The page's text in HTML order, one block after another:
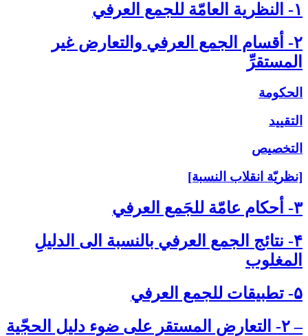
۱- النظرية العامّة للجمع العرفي‏
۲- أقسام الجمع العرفي والتعارض غير
المستقرِّ
الحكومة
التقييد
التخصيص
[نظريّة انقلاب النسبة]
۳- أحكام عامّة للجَمع العرفي‏
۴- نتائج الجمع العرفي بالنسبة الى‏ الدليلِ
المغلوب‏
۵- تطبيقات للجمع العرفي‏
– ۲- التعارض المستقر على‏ ضوء دليل الحجّية